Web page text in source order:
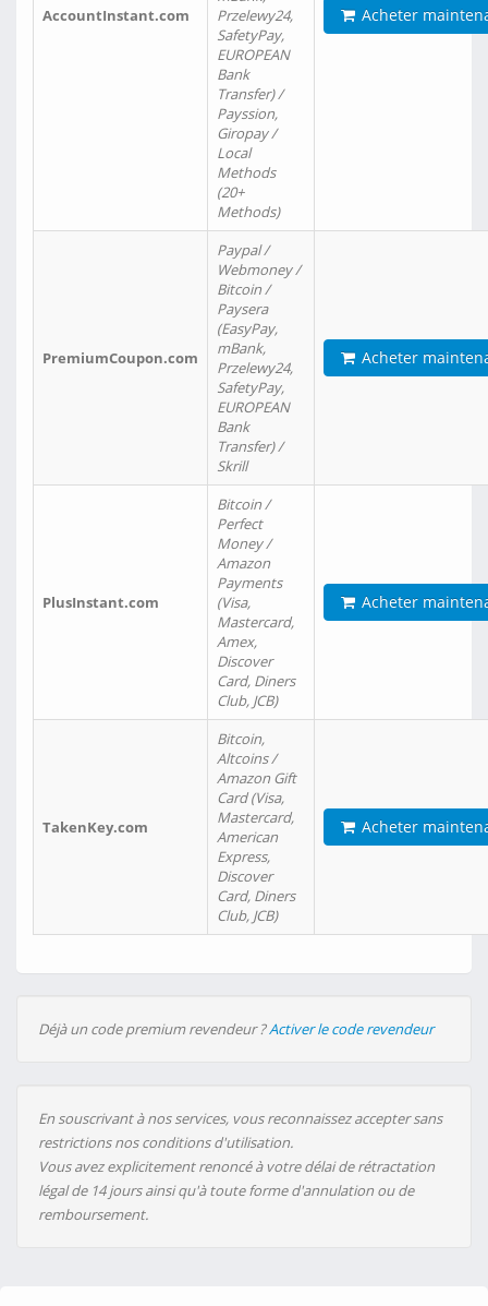
AccountInstant.com
Przelewy24,
SafetyPay,
EUROPEAN
Bank
Transfer) /
Payssion,
Giropay /
Local
Methods
(20+
Methods)
Acheter
PremiumCoupon.com
Paypal /
Webmoney /
Bitcoin /
Paysera
(EasyPay,
mBank,
Przelewy24,
SafetyPay,
EUROPEAN
Bank
Transfer) /
Skrill
Acheter
PlusInstant.com
Bitcoin /
Perfect
Money /
Amazon
Payments
(Visa,
Mastercard,
Amex,
Discover
Card, Diners
Club, JCB)
Acheter
TakenKey.com
Bitcoin,
Altcoins /
Amazon Gift
Card (Visa,
Mastercard,
American
Express,
Discover
Card, Diners
Club, JCB)
Acheter
Déjà un code premium revendeur ?Activer le code revendeur
En souscrivant à nos services, vous reconnaissez accepter sans
restrictions nos conditions d'utilisation.
Vous avez explicitement renoncé à votre délai de rétractation
légal de 14 jours ainsi qu'à toute forme d'annulation ou de
remboursement.